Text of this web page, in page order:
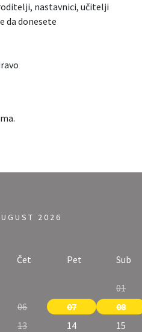
nastavnici, učitelji
da donesete
2026
Čet Pet Sub
01
06 07 08
13 14 15